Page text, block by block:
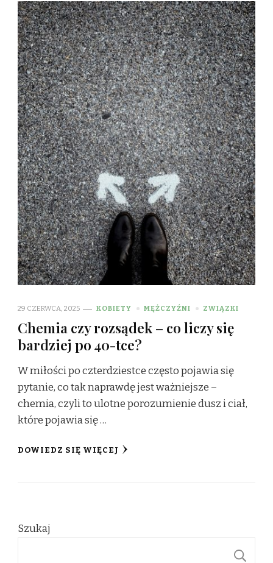
29 CZERWCA, 2025 KOBIETY MĘŻCZYŹNI ZWIĄZKI
Chemia czy rozsądek – co liczy się
bardziej po 40-tce?
W miłości po czterdziestce często pojawia się
pytanie, co tak naprawdę jest ważniejsze –
chemia, czyli to ulotne porozumienie dusz i ciał,
które pojawia się …
DOWIEDZ SIĘ WIĘCEJ
Szukaj